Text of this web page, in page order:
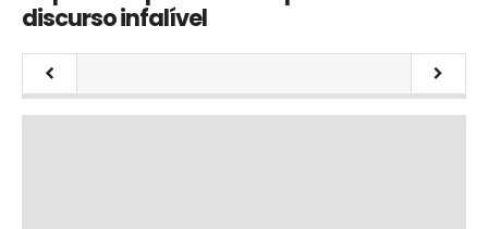
chegue no fim da linha